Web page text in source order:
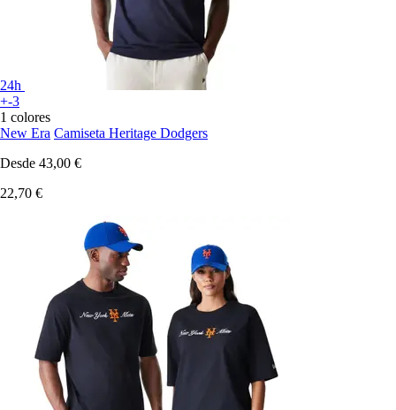
24h
+-3
1 colores
New Era Camiseta Heritage Dodgers
Desde 43,00 €
22,70 €